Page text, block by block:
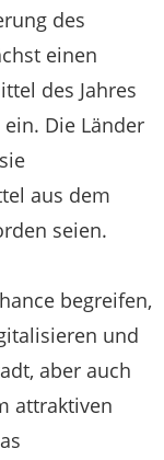
des
einen
des Jahres
Die Länder
aus dem
seien.
begreifen,
und
aber auch
attraktiven